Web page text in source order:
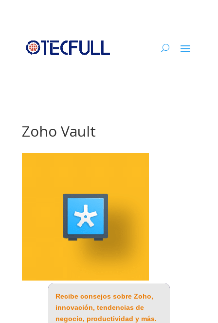
Zoho Vault
Recibe consejos sobre Zoho,
innovación, tendencias de
negocio, productividad y más.